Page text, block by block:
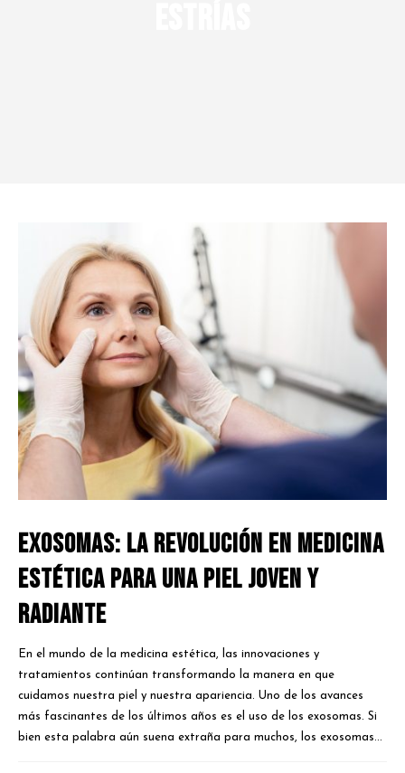
Exosomas: La Revolución en Medicina
Estética para una Piel Joven y
Radiante
En el mundo de la medicina estética, las innovaciones y
tratamientos continúan transformando la manera en que
cuidamos nuestra piel y nuestra apariencia. Uno de los avances
más fascinantes de los últimos años es el uso de los exosomas. Si
bien esta palabra aún suena extraña para muchos, los exosomas...